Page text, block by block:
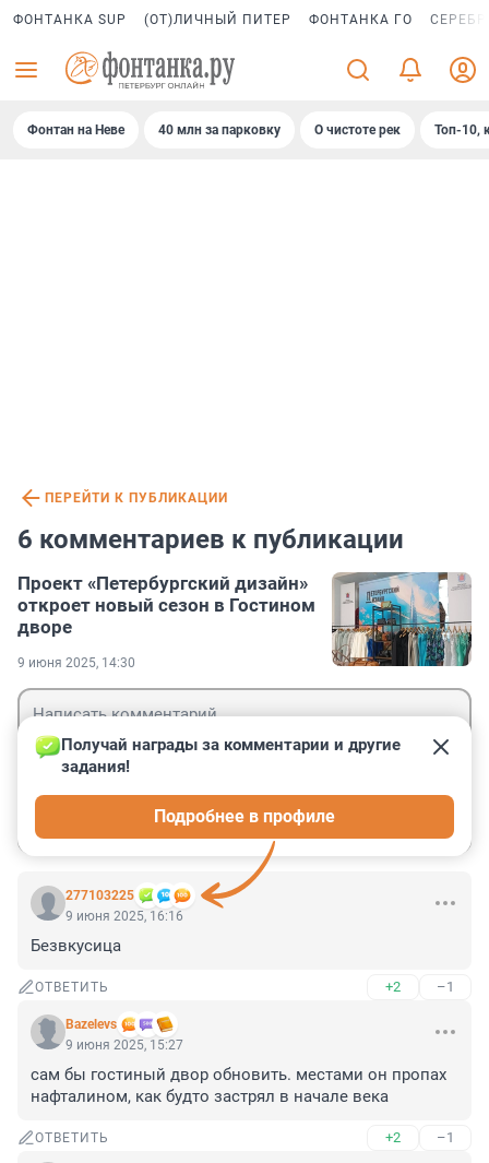
ФОНТАНКА SUP (ОТ)ЛИЧНЫЙ ПИТЕР ФОНТАНКА ГО
Фонтан на Неве 40 млн за парковку О чистоте рек Топ-10,
ПЕРЕЙТИ К ПУБЛИКАЦИИ
6 комментариев к публикации
Проект «Петербургский дизайн»
откроет новый сезон в Гостином
дворе
9 июня 2025, 14:30
277103225
Получай награды за комментарии и другие
задания!
Подробнее в профиле
9 июня 2025, 16:16
Безвкусица
ОТВЕТИТЬ +2 –1
Bazelevs
9 июня 2025, 15:27
сам бы гостиный двор обновить. местами он пропах
нафталином, как будто застрял в начале века
ОТВЕТИТЬ +2 –1